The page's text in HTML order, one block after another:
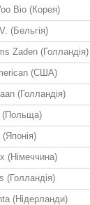
Bio (Корея)
(Бельгія)
Zaden (Голландія)
(США)
(Голландія)
(Польща)
(Німеччина)
(Голландія)
(Нідерланди)